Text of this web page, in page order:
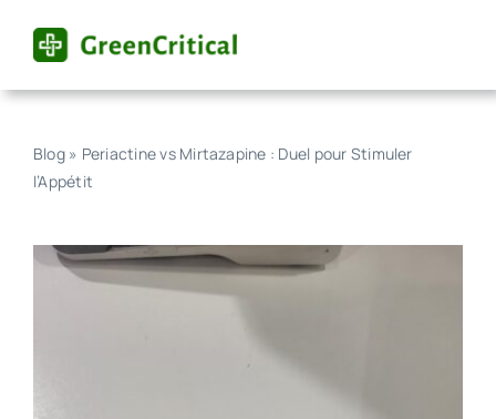
Blog» Periactine vs Mirtazapine : Duel pour Stimuler
l’Appétit